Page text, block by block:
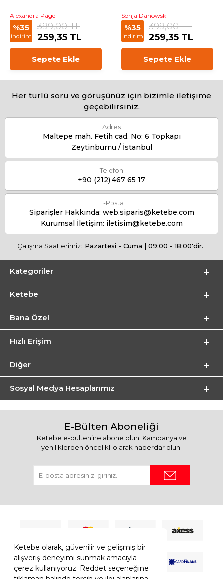
Ketebe olarak, güvenilir ve gelişmiş bir
alışveriş deneyimi sunmak amacıyla
çerez kullanıyoruz. Reddet seçeneğine
Alexandra Page
%35
indirim
399,00 TL
259,35 TL
Sepete Ekle
Sonja Danowski
%35
indirim
399,00 TL
259,35 TL
Sepete Ekle
Her türlü soru ve görüşünüz için bizimle iletişime
geçebilirsiniz.
Adres
Maltepe mah. Fetih cad. No: 6 Topkapı
Zeytinburnu / İstanbul
Telefon
+90 (212) 467 65 17
E-Posta
Siparişler Hakkında: web.siparis@ketebe.com
Kurumsal İletişim: iletisim@ketebe.com
Çalışma Saatlerimiz: Pazartesi - Cuma | 09:00 - 18:00'dir.
Kategoriler
Ketebe
Bana Özel
Hızlı Erişim
Diğer
Sosyal Medya Hesaplarımız
E-Bülten Aboneliği
Ketebe e-bültenine abone olun. Kampanya ve
yeniliklerden öncelikli olarak haberdar olun.